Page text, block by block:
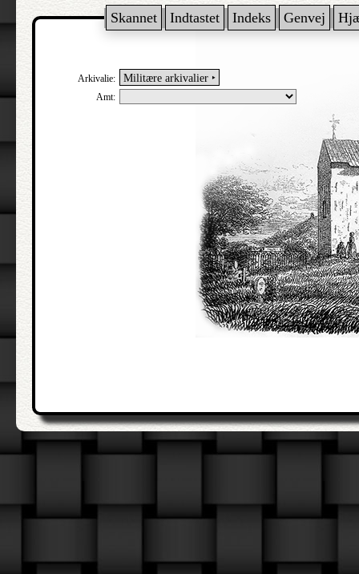
Skannet Indtastet Indeks Genvej
Arkivalie: Militære arkivalier ‣
Amt: